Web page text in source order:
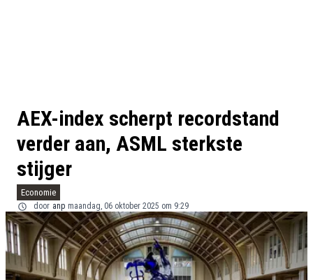
AEX-index scherpt recordstand
verder aan, ASML sterkste
stijger
Economie
door anp maandag, 06 oktober 2025 om 9:29